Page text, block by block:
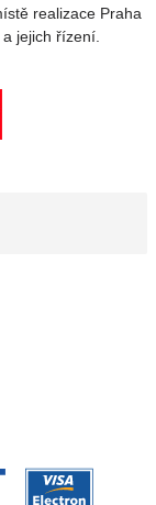
realizace Praha
jejich řízení.